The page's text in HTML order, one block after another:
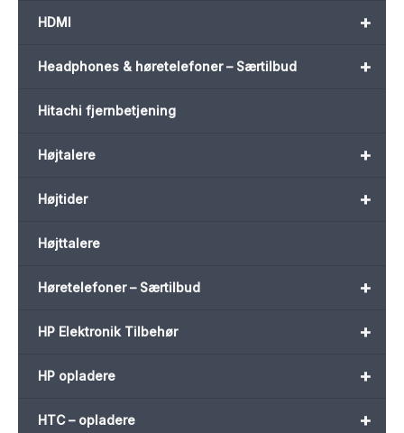
+
HDMI
+
Headphones & høretelefoner – Særtilbud
Hitachi fjernbetjening
+
Højtalere
+
Højtider
Højttalere
+
Høretelefoner – Særtilbud
+
HP Elektronik Tilbehør
+
HP opladere
+
HTC – opladere